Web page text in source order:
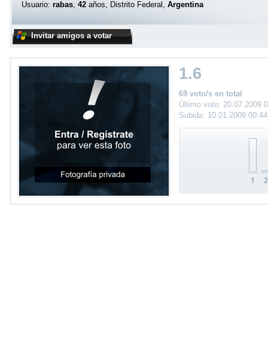
Usuario: rabas, 42 años, Distrito Federal, Argentina
Invitar amigos a votar
1.6
69 voto/s en total
Último voto: 20.07.2009
Subida: 10.01.2009